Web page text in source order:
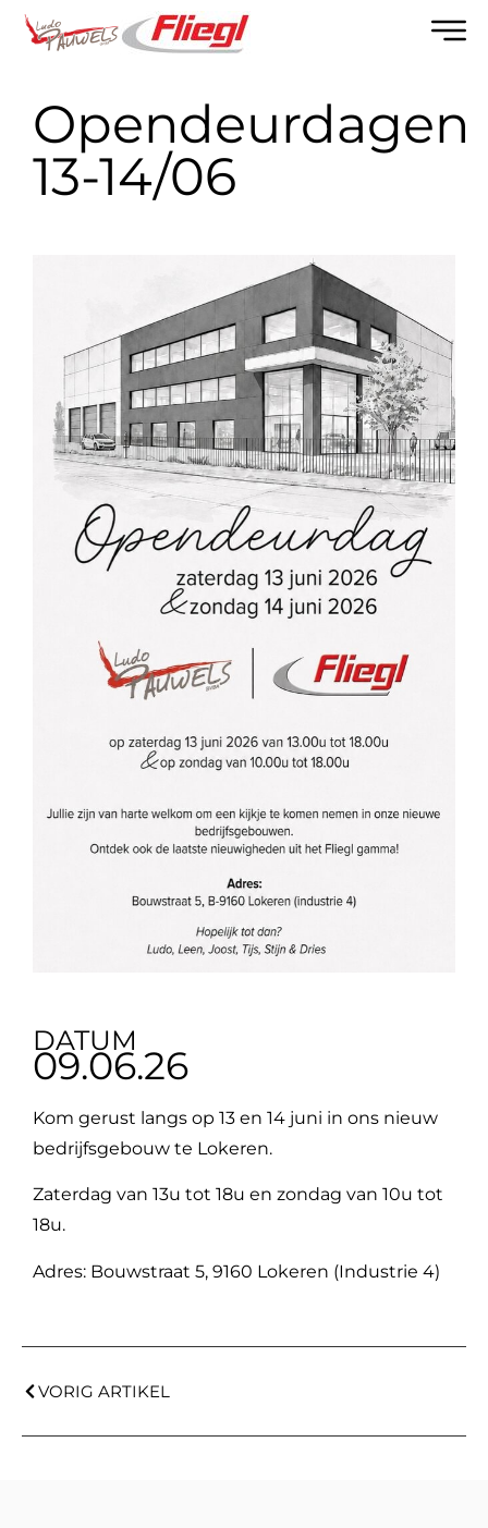
Opendeurdagen
13-14/06
DATUM
09.06.26
Kom gerust langs op 13 en 14 juni in ons nieuw
bedrijfsgebouw te Lokeren.
Zaterdag van 13u tot 18u en zondag van 10u tot
18u.
Adres: Bouwstraat 5, 9160 Lokeren (Industrie 4)
VORIG ARTIKEL